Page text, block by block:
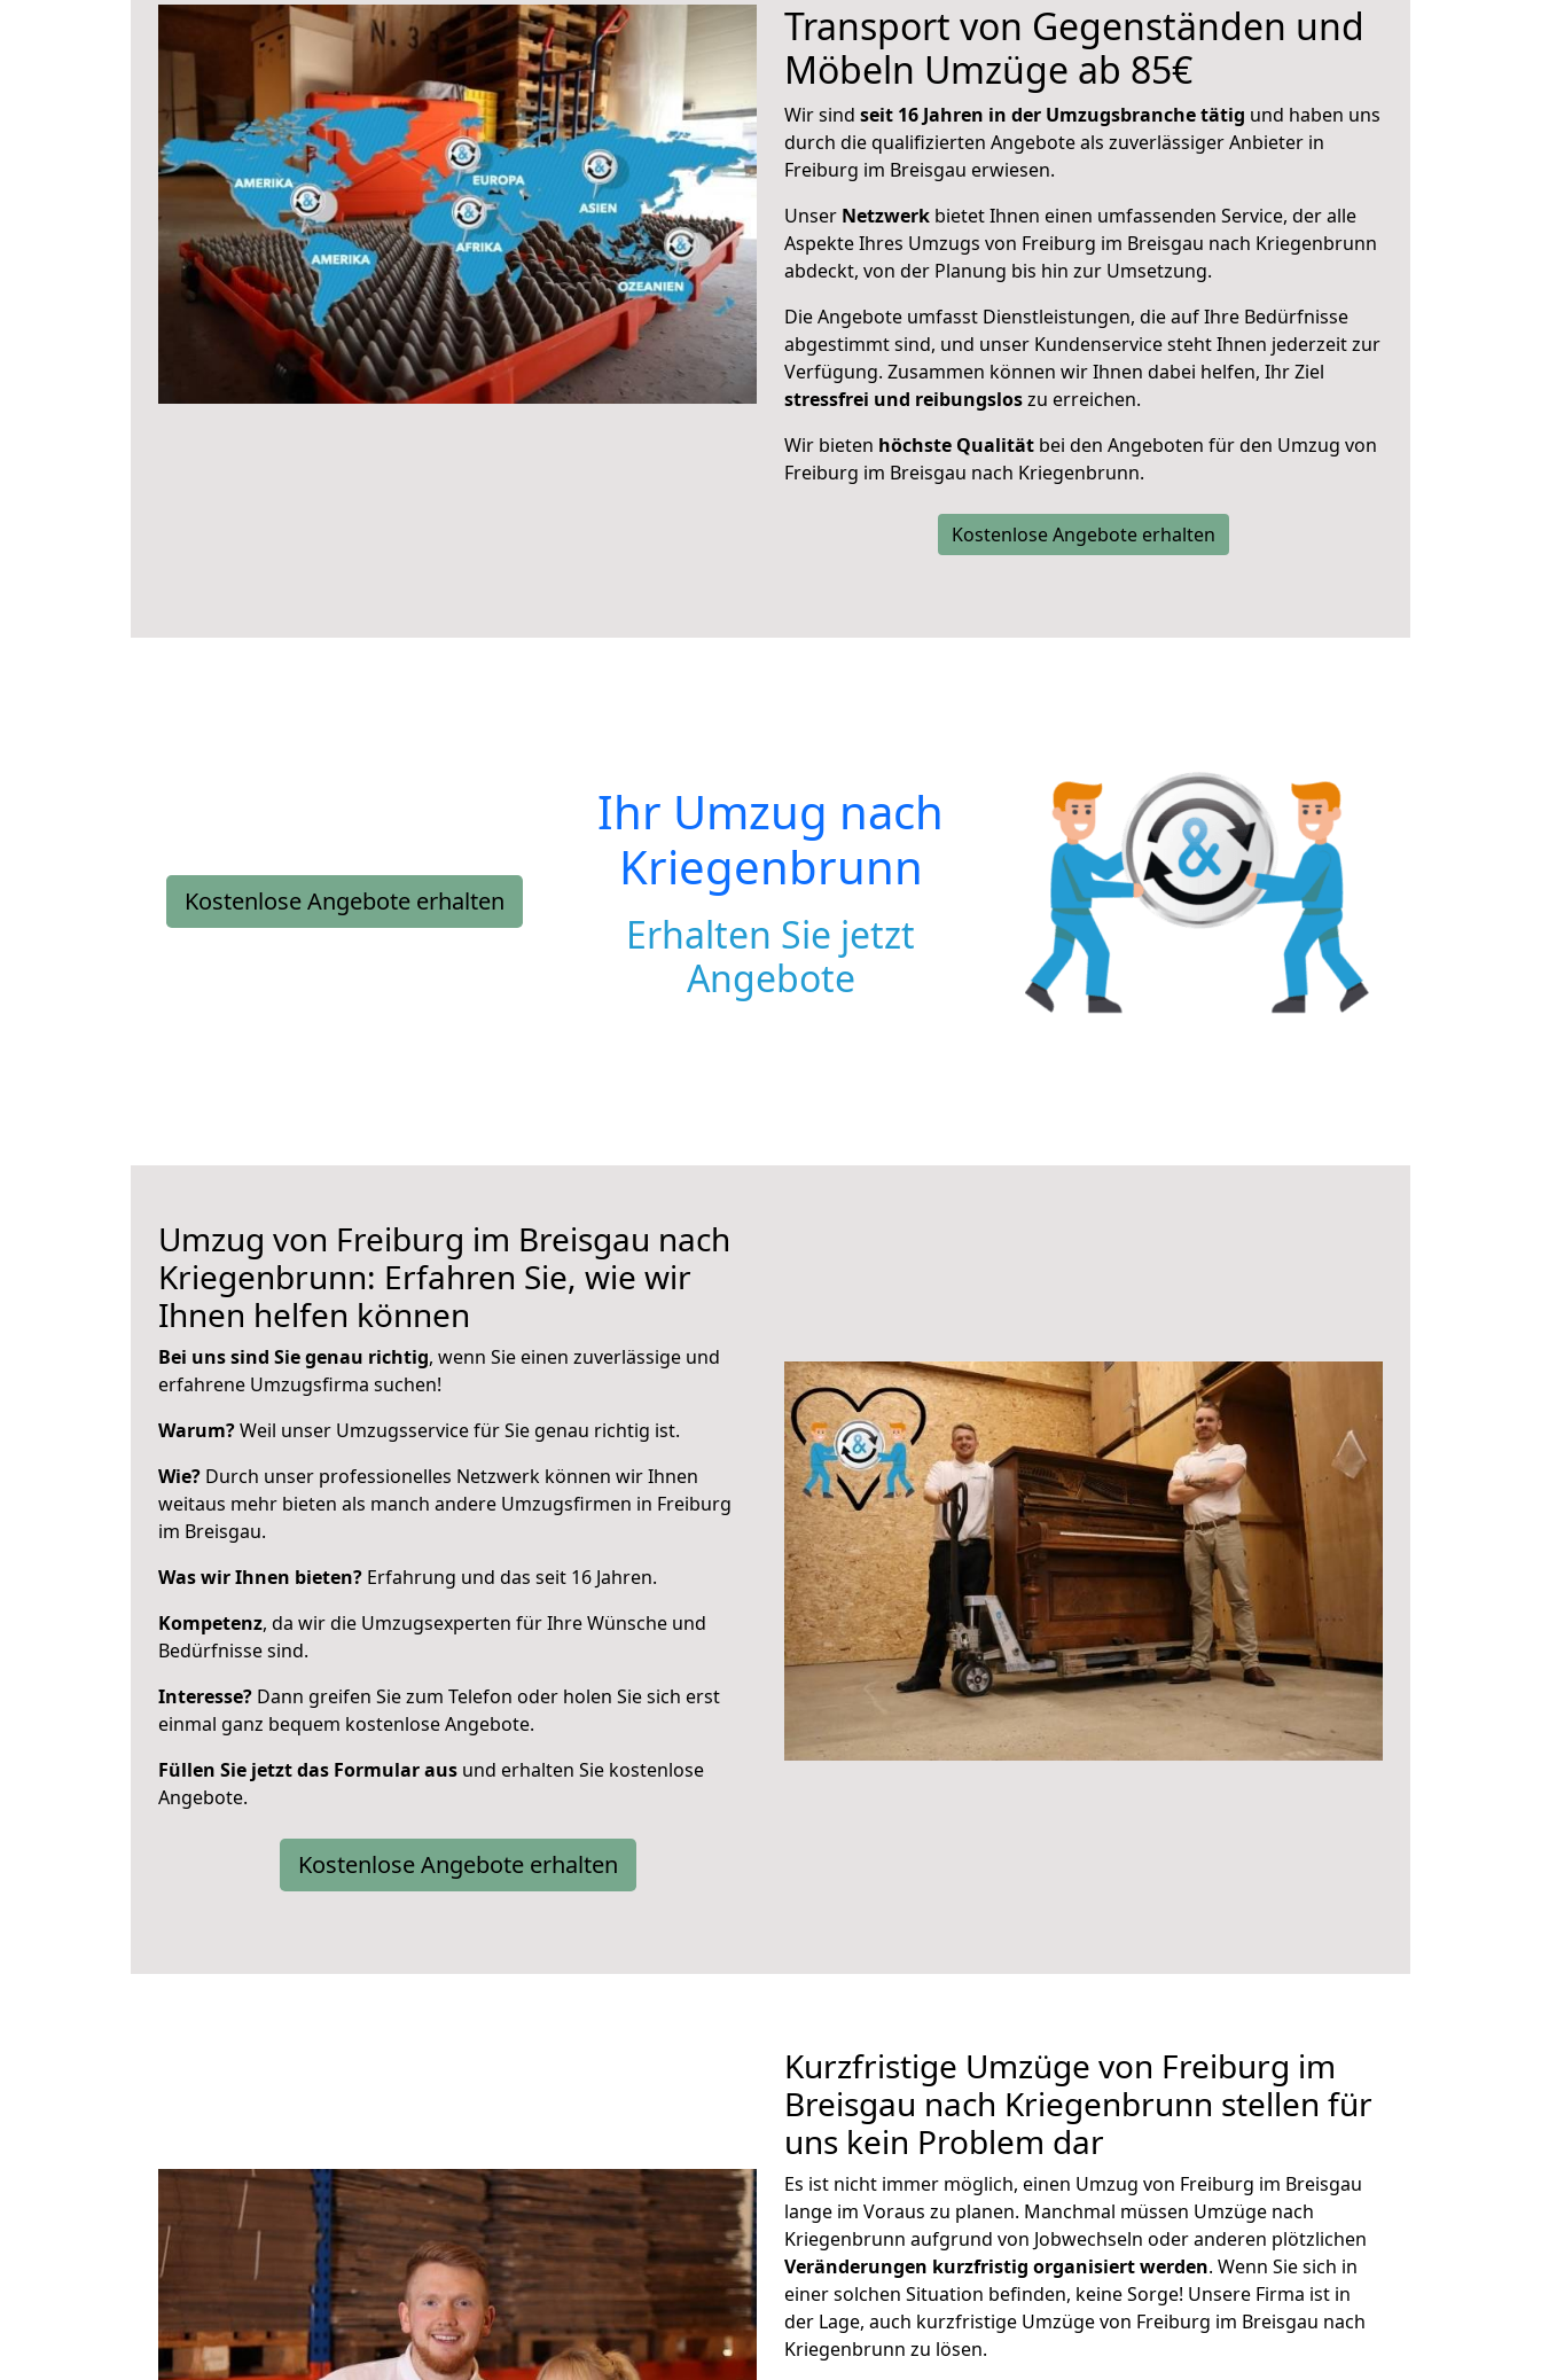
Transport von Gegenständen und
Möbeln Umzüge ab 85€
Wir sind seit 16 Jahren in der Umzugsbranche tätig und haben uns
durch die qualifizierten Angebote als zuverlässiger Anbieter in
Freiburg im Breisgau erwiesen.
Unser Netzwerk bietet Ihnen einen umfassenden Service, der alle
Aspekte Ihres Umzugs von Freiburg im Breisgau nach Kriegenbrunn
abdeckt, von der Planung bis hin zur Umsetzung.
Die Angebote umfasst Dienstleistungen, die auf Ihre Bedürfnisse
abgestimmt sind, und unser Kundenservice steht Ihnen jederzeit zur
Verfügung. Zusammen können wir Ihnen dabei helfen, Ihr Ziel
stressfrei und reibungsloszu erreichen.
Wir bieten höchste Qualität bei den Angeboten für den Umzug von
Freiburg im Breisgau nach Kriegenbrunn.
Kostenlose Angebote erhalten
Kostenlose Angebote erhalten
Ihr Umzug nach
Kriegenbrunn
Erhalten Sie jetzt
Angebote
Umzug von Freiburg im Breisgau nach
Kriegenbrunn: Erfahren Sie, wie wir
Ihnen helfen können
Bei uns sind Sie genau richtig, wenn Sie einen zuverlässige und
erfahrene Umzugsfirma suchen!
Warum?Weil unser Umzugsservice für Sie genau richtig ist.
Wie? Durch unser professionelles Netzwerk können wir Ihnen
weitaus mehr bieten als manch andere Umzugsfirmen in Freiburg
im Breisgau.
Was wir Ihnen bieten? Erfahrung und das seit 16 Jahren.
Kompetenz, da wir die Umzugsexperten für Ihre Wünsche und
Bedürfnisse sind.
Interesse? Dann greifen Sie zum Telefon oder holen Sie sich erst
einmal ganz bequem kostenlose Angebote.
Füllen Sie jetzt das Formular aus und erhalten Sie kostenlose
Angebote.
Kostenlose Angebote erhalten
Kurzfristige Umzüge von Freiburg im
Breisgau nach Kriegenbrunn stellen für
uns kein Problem dar
Es ist nicht immer möglich, einen Umzug von Freiburg im Breisgau
lange im Voraus zu planen. Manchmal müssen Umzüge nach
Kriegenbrunn aufgrund von Jobwechseln oder anderen plötzlichen
Veränderungen kurzfristig organisiert werden. Wenn Sie sich in
einer solchen Situation befinden, keine Sorge! Unsere Firma ist in
der Lage, auch kurzfristige Umzüge von Freiburg im Breisgau nach
Kriegenbrunn zu lösen.